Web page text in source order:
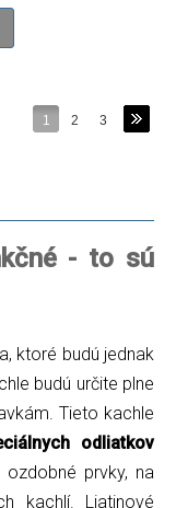
1 2 3
- to sú
ktoré budú jednak
budú určite plne
Tieto kachle
odliatkov
prvky, na
kachlí. Liatinové